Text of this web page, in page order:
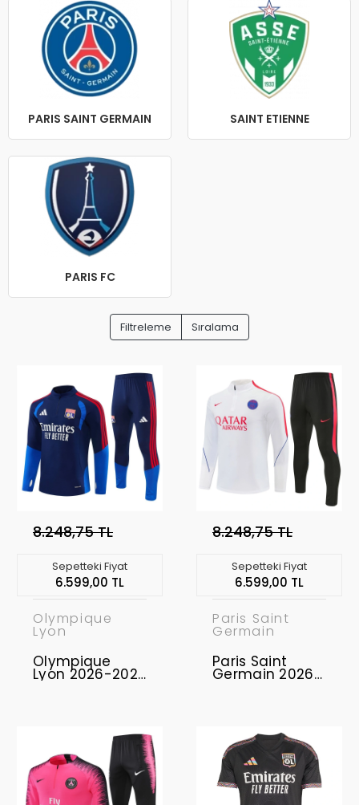
PARIS SAINT GERMAIN SAINT ETIENNE
PARIS FC
Filtreleme Sıralama
8.248,75 TL
Sepetteki Fiyat
6.599,00 TL
Olympique
Lyon
Olympique
Lyon 2026-2027
Eşofman Takımı
8.248,75 TL
Sepetteki Fiyat
6.599,00 TL
Paris Saint
Germain
Paris Saint
Germain 2026-